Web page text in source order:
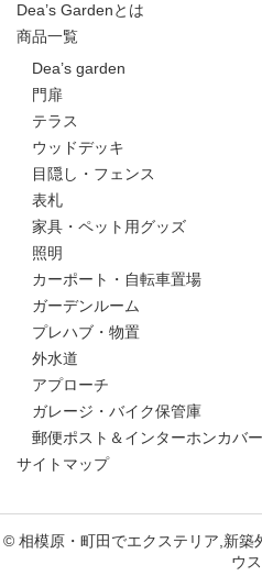
Dea’s Gardenとは
商品一覧
Dea’s garden
門扉
テラス
ウッドデッキ
目隠し・フェンス
表札
家具・ペット用グッズ
照明
カーポート・自転車置場
ガーデンルーム
プレハブ・物置
外水道
アプローチ
ガレージ・バイク保管庫
郵便ポスト＆インターホンカバー
サイトマップ
© 相模原・町田でエクステリア,新築
ウス